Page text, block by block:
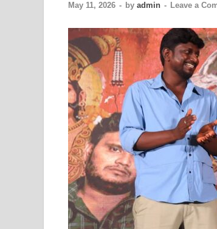
May 11, 2026 - by admin - Leave a